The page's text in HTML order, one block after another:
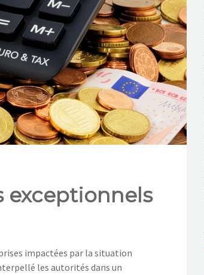
exceptionnels
impactées par la situation
les autorités dans un